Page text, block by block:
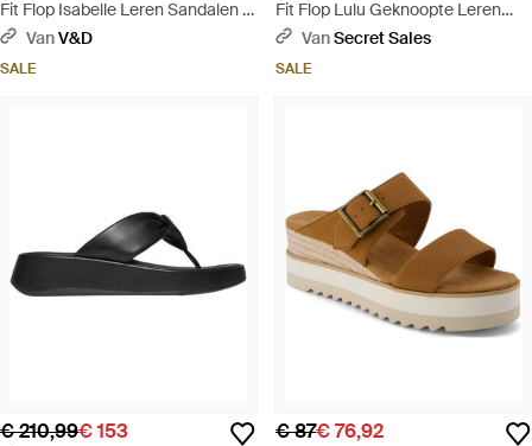
Fit Flop Isabelle Leren Sandalen -
Zwart
VanV&D
SALE
Fit Flop Lulu Geknoopte Leren
Sandalen - Bruin
VanSecret Sales
SALE
€ 210,99€ 153 € 87€ 76,92